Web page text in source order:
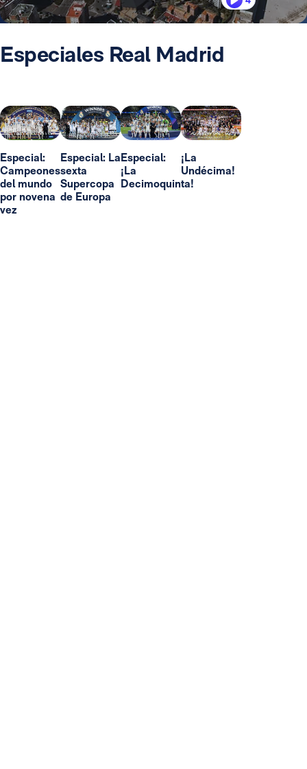
Especiales Real Madrid
Especial:
Campeones
del mundo
por novena
vez
Especial: La
sexta
Supercopa
de Europa
Especial:
¡La
Decimoquinta!
¡La
Undécima!